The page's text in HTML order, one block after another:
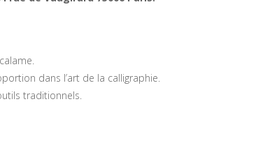
dans l’art de la calligraphie.
traditionnels.